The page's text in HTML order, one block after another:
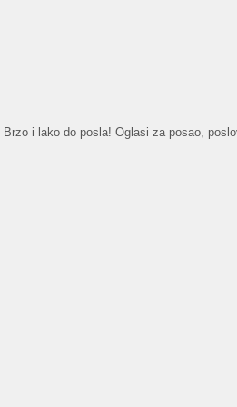
i lako do posla! Oglasi za posao,